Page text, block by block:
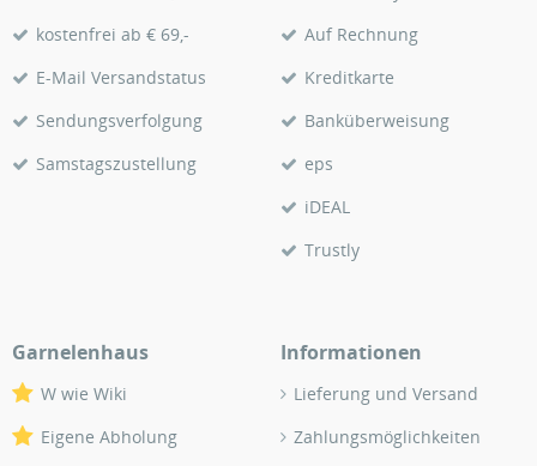
kostenfrei ab € 69,-
E-Mail Versandstatus
Sendungsverfolgung
Samstagszustellung
Auf Rechnung
Kreditkarte
Banküberweisung
eps
iDEAL
Trustly
Garnelenhaus
W wie Wiki
Eigene Abholung
Informationen
Lieferung und Versand
Zahlungsmöglichkeiten